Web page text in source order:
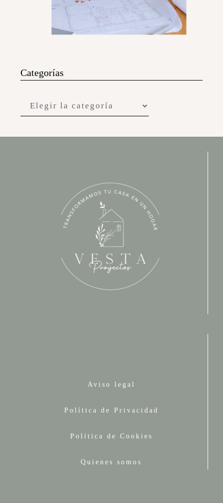
Categorías
Aviso legal
Política de Privacidad
Política de Cookies
Quienes somos